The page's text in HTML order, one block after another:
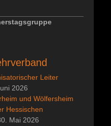
Leiter
2026
und Wölfersheim
Hessischen
Mai 2026